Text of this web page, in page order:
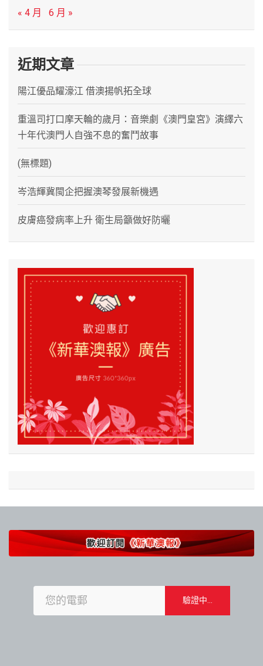
« 4 月
6 月 »
近期文章
陽江優品耀濠江 借澳揚帆拓全球
重溫司打口摩天輪的歲月：音樂劇《澳門皇宮》演繹六
十年代澳門人自強不息的奮鬥故事
(無標題)
岑浩輝冀閩企把握澳琴發展新機遇
皮膚癌發病率上升 衛生局籲做好防曬